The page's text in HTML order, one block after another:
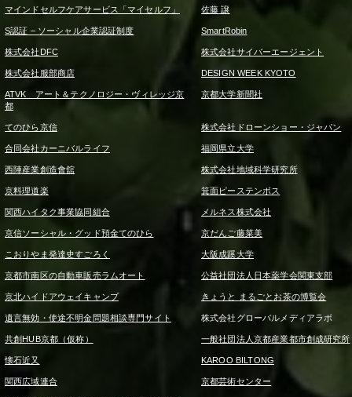
マインドセルフケアサービス「マイセルフ」 佐藤 譲
S認証 – ソーシャル企業認証制度 SmartRobin
株式会社DFC 株式会社サイバーエージェント
株式会社服部商店 DESIGN WEEK KYOTO
ATVK アート＆テクノロジー・ヴィレッジ京
都
京都大学新聞社
てのひら京信 株式会社ドローンショー・ジャパン
合同会社カーニバルライフ 福岡県立大学
西陣産業創造會舘 株式会社地域科学研究所
京料理道楽 箕面ピーステンボス
関西ハイタク事業協同組合 メルネス株式会社
京信ソーシャル・グッド預金てのひら 京だんご藤菜美
こおりやま発達史すごろく 大阪成蹊大学
京都市南区の自動車販売ラムオート 公益社団法人日本薬学会関東支部
京北ハイドアウェイキャンプ きょうと まるごとお茶の博覧会
遺言無効・使途不明金問題相談専門サイト 株式会社グローバルメディアラボ
共創HUB京都（仮称） 一般社団法人京都産業都市創成研究所
懐石近又 KAROO BILTONG
関西広域連合 京都芸術センター